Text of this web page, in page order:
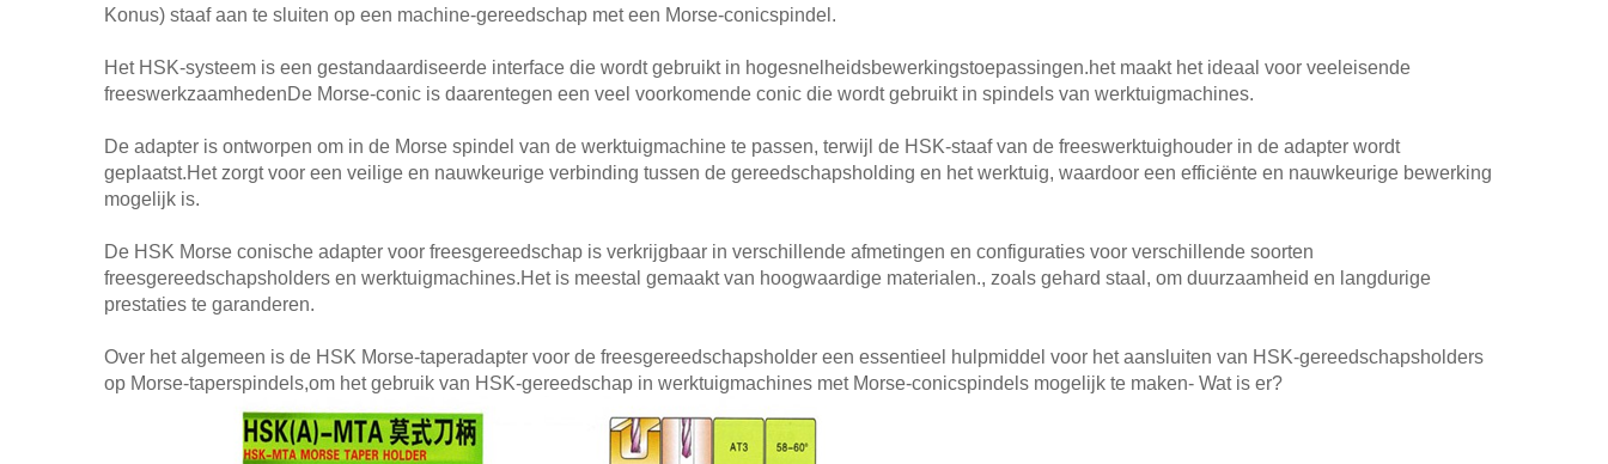
Konus) staaf aan te sluiten op een machine-gereedschap met een Morse-conicspindel.
Het HSK-systeem is een gestandaardiseerde interface die wordt gebruikt in hogesnelheidsbewerkingstoepassingen.het maakt het ideaal voor veeleisende
freeswerkzaamhedenDe Morse-conic is daarentegen een veel voorkomende conic die wordt gebruikt in spindels van werktuigmachines.
De adapter is ontworpen om in de Morse spindel van de werktuigmachine te passen, terwijl de HSK-staaf van de freeswerktuighouder in de adapter wordt
geplaatst.Het zorgt voor een veilige en nauwkeurige verbinding tussen de gereedschapsholding en het werktuig, waardoor een efficiënte en nauwkeurige bewerking
mogelijk is.
De HSK Morse conische adapter voor freesgereedschap is verkrijgbaar in verschillende afmetingen en configuraties voor verschillende soorten
freesgereedschapsholders en werktuigmachines.Het is meestal gemaakt van hoogwaardige materialen., zoals gehard staal, om duurzaamheid en langdurige
prestaties te garanderen.
Over het algemeen is de HSK Morse-taperadapter voor de freesgereedschapsholder een essentieel hulpmiddel voor het aansluiten van HSK-gereedschapsholders
op Morse-taperspindels,om het gebruik van HSK-gereedschap in werktuigmachines met Morse-conicspindels mogelijk te maken- Wat is er?